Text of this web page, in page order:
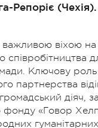
Репоріє (Чехія).
важливою віхою
співробітництва
Ключову роль в
партнерства
діяч,
фонду «Говор